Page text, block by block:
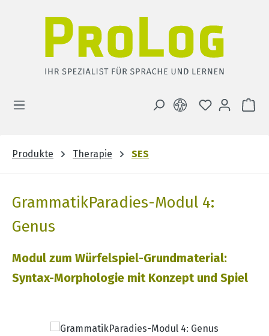
DU HAST 0
Produkte Therapie SES
GrammatikParadies-Modul 4:
Genus
Modul zum Würfelspiel-Grundmaterial:
Syntax-Morphologie mit Konzept und Spiel
Bildergalerie überspringen